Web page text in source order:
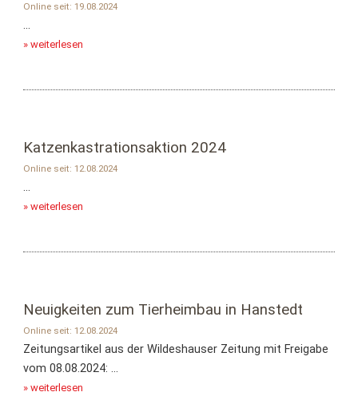
Online seit: 19.08.2024
...
» weiterlesen
Katzenkastrationsaktion 2024
Online seit: 12.08.2024
...
» weiterlesen
Neuigkeiten zum Tierheimbau in Hanstedt
Online seit: 12.08.2024
Zeitungsartikel aus der Wildeshauser Zeitung mit Freigabe
vom 08.08.2024: ...
» weiterlesen